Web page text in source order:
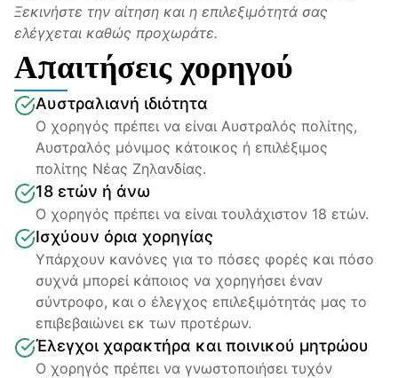
Ξεκινήστε την αίτηση και η επιλεξιμότητά σας
ελέγχεται καθώς προχωράτε.
Απαιτήσεις χορηγού
Αυστραλιανή ιδιότητα
Ο χορηγός πρέπει να είναι Αυστραλός πολίτης,
Αυστραλός μόνιμος κάτοικος ή επιλέξιμος
πολίτης Νέας Ζηλανδίας.
18 ετών ή άνω
Ο χορηγός πρέπει να είναι τουλάχιστον 18 ετών.
Ισχύουν όρια χορηγίας
Υπάρχουν κανόνες για το πόσες φορές και πόσο
συχνά μπορεί κάποιος να χορηγήσει έναν
σύντροφο, και ο έλεγχος επιλεξιμότητάς μας το
επιβεβαιώνει εκ των προτέρων.
Έλεγχοι χαρακτήρα και ποινικού μητρώου
Ο χορηγός πρέπει να γνωστοποιήσει τυχόν